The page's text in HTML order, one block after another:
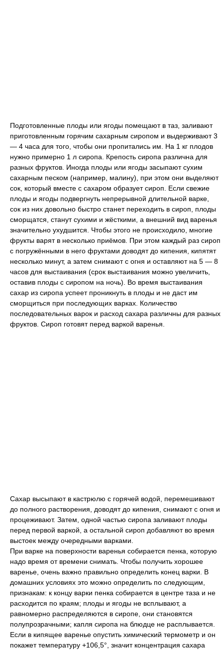
Подготовленные плоды или ягоды помещают в таз, заливают
приготовленным горячим сахарным сиропом и выдерживают 3
— 4 часа для того, чтобы они пропитались им. На 1 кг плодов
нужно примерно 1 л сиропа. Крепость сиропа различна для
разных фруктов. Иногда плоды или ягоды засыпают сухим
сахарным песком (например, малину), при этом они выделяют
сок, который вместе с сахаром образует сироп. Если свежие
плоды и ягоды подвергнуть непрерывной длительной варке,
сок из них довольно быстро станет переходить в сироп, плоды
сморщатся, станут сухими и жёсткими, а внешний вид варенья
значительно ухудшится. Чтобы этого не происходило, многие
фрукты варят в несколько приёмов. При этом каждый раз сироп
с погружёнными в него фруктами доводят до кипения, кипятят
несколько минут, а затем снимают с огня и оставляют на 5 — 8
часов для выстаивания (срок выстаивания можно увеличить,
оставив плоды с сиропом на ночь). Во время выстаивания
сахар из сиропа успеет проникнуть в плоды и не даст им
сморщиться при последующих варках. Количество
последовательных варок и расход сахара различны для разных
фруктов. Сироп готовят перед варкой варенья.
Сахар высыпают в кастрюлю с горячей водой, перемешивают
до полного растворения, доводят до кипения, снимают с огня и
процеживают. Затем, одной частью сиропа заливают плоды
перед первой варкой, а остальной сироп добавляют во время
выстоек между очередными варками.
При варке на поверхности варенья собирается пенка, которую
надо время от времени снимать. Чтобы получить хорошее
варенье, очень важно правильно определить конец варки. В
домашних условиях это можно определить по следующим,
признакам: к концу варки пенка собирается в центре таза и не
расходится по краям; плоды и ягоды не всплывают, а
равномерно распределяются в сиропе, они становятся
полупрозрачными; капля сиропа на блюдце не расплывается.
Если в кипящее варенье опустить химический термометр и он
покажет температуру +106,5°, значит концентрация сахара